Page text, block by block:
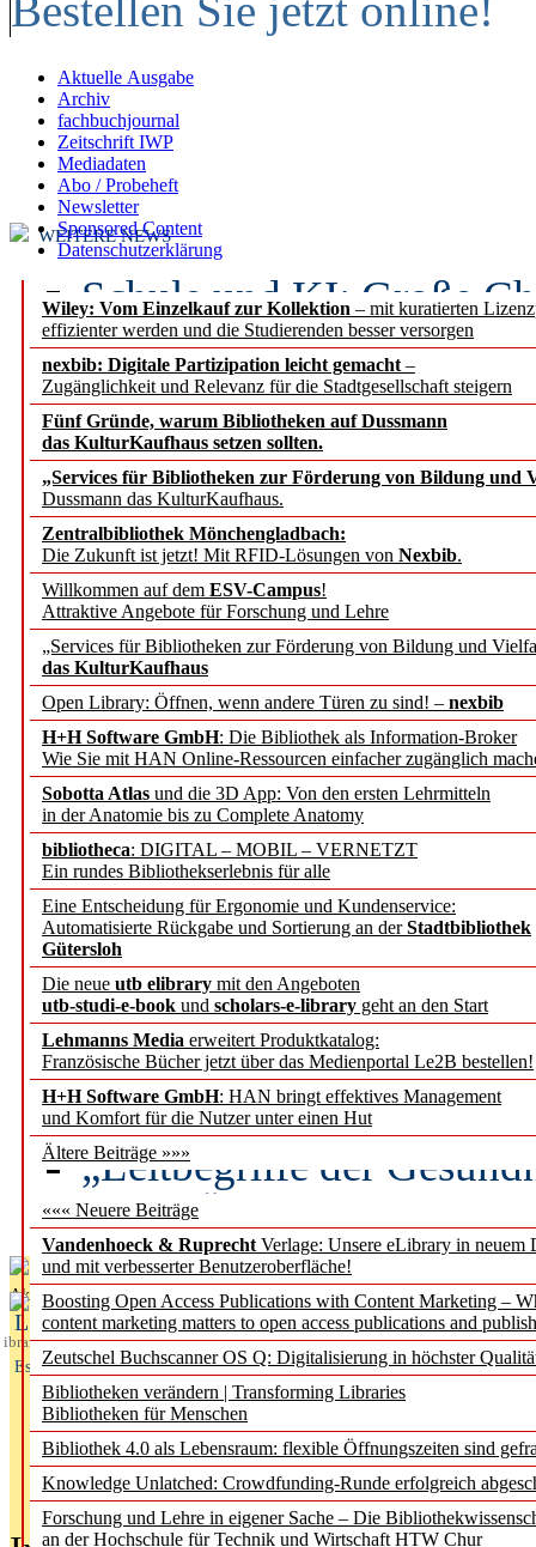
Aktuelle Ausgabe
Archiv
fachbuchjournal
Zeitschrift IWP
Mediadaten
Abo / Probeheft
Newsletter
Sponsored Content
Datenschutzerklärung
Wiley: Vom Einzelkauf zur Kollektion – mit kuratierten
effizienter werden und die Studierenden besser versorgen
nexbib: Digitale Partizipation leicht gemacht –
Zugänglichkeit und Relevanz für die Stadtgesellschaft steigern
Fünf Gründe, warum Bibliotheken auf Dussmann
das KulturKaufhaus setzen sollten.
„Services für Bibliotheken zur Förderung von Bildung und
Dussmann das KulturKaufhaus.
Zentralbibliothek Mönchengladbach:
Die Zukunft ist jetzt! Mit RFID-Lösungen von Nexbib.
Willkommen auf dem ESV-Campus!
Attraktive Angebote für Forschung und Lehre
„Services für Bibliotheken zur Förderung von Bildung und
das KulturKaufhaus
Open Library: Öffnen, wenn andere Türen zu sind! – nexbib
H+H Software GmbH: Die Bibliothek als Information-Broker
Wie Sie mit HAN Online-Ressourcen einfacher zugänglich
Sobotta Atlas und die 3D App: Von den ersten Lehrmitteln
in der Anatomie bis zu Complete Anatomy
bibliotheca: DIGITAL – MOBIL – VERNETZT
Ein rundes Bibliothekserlebnis für alle
Eine Entscheidung für Ergonomie und Kundenservice:
Automatisierte Rückgabe und Sortierung an derStadtbibliothek
Gütersloh
Die neue utb elibrary mit den Angeboten
utb-studi-e-book und scholars-e-library geht an den Start
Lehmanns Media erweitert Produktkatalog:
Französische Bücher jetzt über das Medienportal Le2B bestellen!
H+H Software GmbH: HAN bringt effektives Management
und Komfort für die Nutzer unter einen Hut
Ältere Beiträge »»»
««« Neuere Beiträge
Vandenhoeck & Ruprecht Verlage: Unsere eLibrary in neuem
und mit verbesserter Benutzeroberfläche!
Boosting Open Access Publications with Content Marketing –
content marketing matters to open access publications and
Zeutschel Buchscanner OS Q: Digitalisierung in höchster
Bibliotheken verändern | Transforming Libraries
Bibliotheken für Menschen
Bibliothek 4.0 als Lebensraum: flexible Öffnungszeiten sind
Knowledge Unlatched: Crowdfunding-Runde erfolgreich
Forschung und Lehre in eigener Sache – Die
an der Hochschule für Technik und Wirtschaft HTW Chur
WEITERE NEWS
Schule und KI: Große
Voraussetzungen
Erfolgreiches erstes
Segment Research –
angepasst
konstruktiv!
Mohr Siebeck
und die Zeitschrift für
Francke Attempto
EBSCO Information
Recherchefunktionen in
Sorbisches Institut neu
Geschichte und
Künstliche Intelligenz
besser zu verstehen
„Leitbegriffe der
des BIÖG erscheinen
Aktuelles aus
L
ibrary
Essentials